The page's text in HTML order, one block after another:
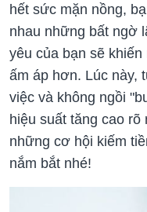
hết sức mặn nồng,
nhau những bất ngờ
yêu của bạn sẽ
ấm áp hơn. Lúc này,
việc và không ngồi
hiệu suất tăng cao
những cơ hội kiếm
nắm bắt nhé!